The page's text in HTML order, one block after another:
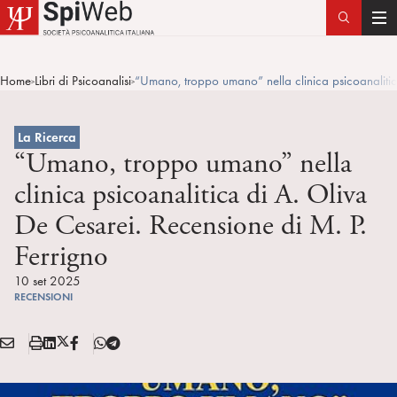
T
g
Home>Libri di Psicoanalisi>“Umano, troppo umano” nella clinica
La Ricerca
“Umano, troppo umano” nella
clinica psicoanalitica di A. Oliva
De Cesarei. Recensione di M. P.
Ferrigno
10 set 2025
RECENSIONI
Condividi:
E
A
S
a
L
n
X
T
F
T
l